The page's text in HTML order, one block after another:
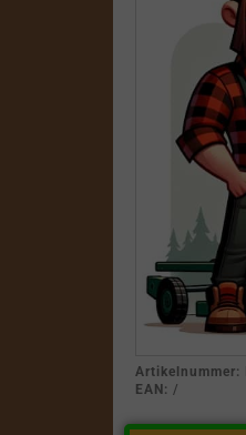
Artikelnummer:
EAN: /